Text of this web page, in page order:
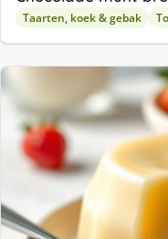
Taarten, koek & gebak